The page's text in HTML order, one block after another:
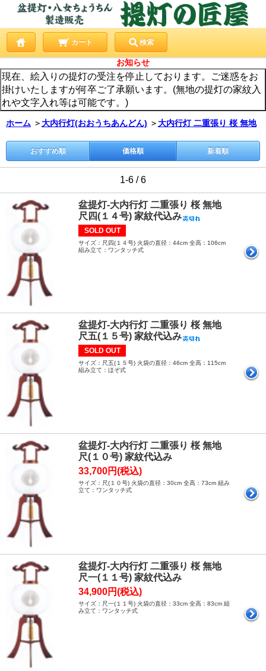
カート 検索
お知らせ
現在、絵入りの提灯の受注を停止しております。ご迷惑をお
掛けいたしますが何卒ご了承願います。(無地の提灯の家紋入
れや文字入れ等は可能です。)
ホーム ＞大内行灯(おおうちあんどん) ＞大内行灯 二重張り 桜 無地
おすすめ順 価格順 新着順
1-6 / 6
盆提灯-大内行灯 二重張り 桜 無地
尺四(１４号) 家紋代込み
SOLD OUT
サイズ：尺四(１４号) 火袋の直径：44cm 全高：106cm
組み立て：ワンタッチ式
盆提灯-大内行灯 二重張り 桜 無地
尺五(１５号) 家紋代込み
SOLD OUT
サイズ：尺五(１５号) 火袋の直径：46cm 全高：115cm
組み立て：ほぞ式
盆提灯-大内行灯 二重張り 桜 無地
尺(１０号) 家紋代込み
33,700円(税込)
サイズ：尺(１０号) 火袋の直径：30cm 全高：73cm 組み
立て：ワンタッチ式
盆提灯-大内行灯 二重張り 桜 無地
尺一(１１号) 家紋代込み
34,900円(税込)
サイズ：尺一(１１号) 火袋の直径：33cm 全高：83cm 組
み立て：ワンタッチ式